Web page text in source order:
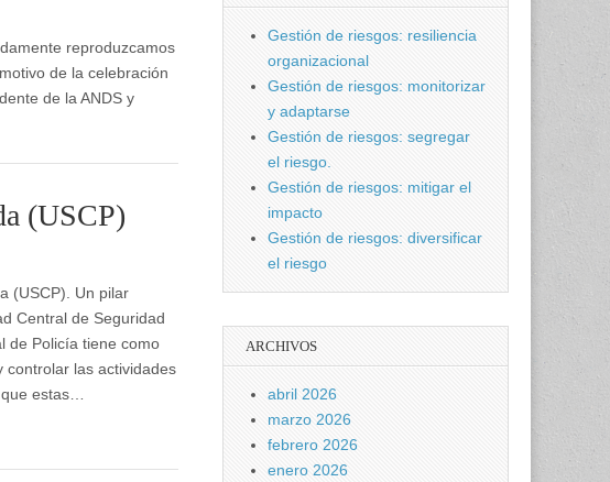
reproduzcamos
de la celebración
de la ANDS y
(USCP)
(USCP). Un pilar
Central de Seguridad
de Policía tiene como
controlar las actividades
estas…
Gestión de riesgos: resiliencia
organizacional
Gestión de riesgos: monitorizar
y adaptarse
Gestión de riesgos: segregar
el riesgo.
Gestión de riesgos: mitigar el
impacto
Gestión de riesgos: diversificar
el riesgo
ARCHIVOS
abril 2026
marzo 2026
febrero 2026
enero 2026